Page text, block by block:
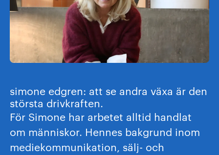
simone edgren: att se andra växa är den
största drivkraften.
För Simone har arbetet alltid handlat
om människor. Hennes bakgrund inom
mediekommunikation, sälj- och